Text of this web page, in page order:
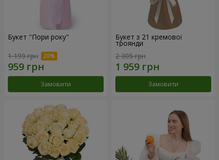
Букет "Пори року"
1 199 грн
Замовити
Букет з 21 кремової
троянди
2 305 грн
Замовити